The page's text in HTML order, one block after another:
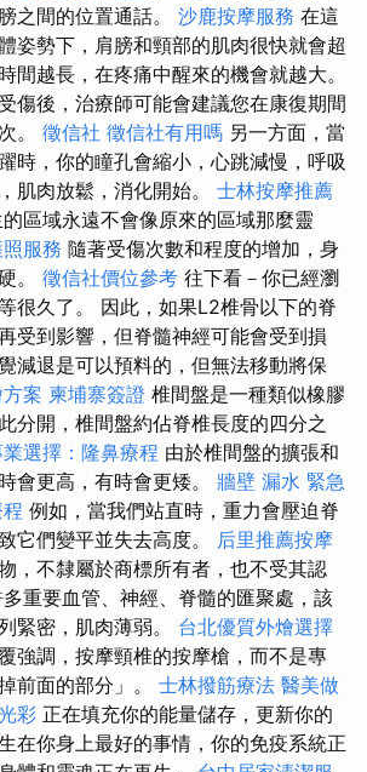
之間的位置通話。 沙鹿按摩服務 在這
姿勢下，肩膀和頸部的肌肉很快就會超
間越長，在疼痛中醒來的機會就越大。
傷後，治療師可能會建議您在康復期間
。 徵信社 徵信社有用嗎 另一方面，當
時，你的瞳孔會縮小，心跳減慢，呼吸
肌肉放鬆，消化開始。 士林按摩推薦
區域永遠不會像原來的區域那麼靈
服務 隨著受傷次數和程度的增加，身
。 徵信社價位參考 往下看－你已經瀏
很久了。 因此，如果L2椎骨以下的脊
受到影響，但脊髓神經可能會受到損
減退是可以預料的，但無法移動將保
案 柬埔寨簽證 椎間盤是一種類似橡膠
分開，椎間盤約佔脊椎長度的四分之
選擇：隆鼻療程 由於椎間盤的擴張和
會更高，有時會更矮。 牆壁 漏水 緊急
例如，當我們站直時，重力會壓迫脊
它們變平並失去高度。 后里推薦按摩
，不隸屬於商標所有者，也不受其認
重要血管、神經、脊髓的匯聚處，該
緊密，肌肉薄弱。 台北優質外燴選擇
強調，按摩頸椎的按摩槍，而不是專
前面的部分」。 士林撥筋療法 醫美做
彩 正在填充你的能量儲存，更新你的
在你身上最好的事情，你的免疫系統正